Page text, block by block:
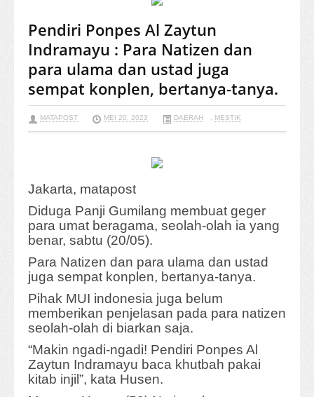
Pendiri Ponpes Al Zaytun
Indramayu : Para Natizen dan
para ulama dan ustad juga
sempat konplen, bertanya-tanya.
MATAPOST MEI 20, 2023 DAERAH , MESTIK
Jakarta, matapost
Diduga Panji Gumilang membuat geger
para umat beragama, seolah-olah ia yang
benar, sabtu (20/05).
Para Natizen dan para ulama dan ustad
juga sempat konplen, bertanya-tanya.
Pihak MUI indonesia juga belum
memberikan penjelasan pada para natizen
seolah-olah di biarkan saja.
“Makin ngadi-ngadi! Pendiri Ponpes Al
Zaytun Indramayu baca khutbah pakai
kitab injil”, kata Husen.